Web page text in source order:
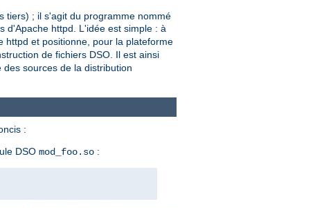
tiers) ; il s'agit du programme nommé
d'Apache httpd. L'idée est simple : à
httpd et positionne, pour la plateforme
de fichiers DSO. Il est ainsi
sources de la distribution
:
DSO mod_foo.so :